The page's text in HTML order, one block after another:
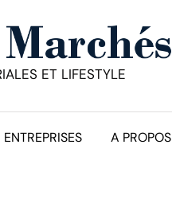
ET LIFESTYLE
ENTREPRISES A PROPOS